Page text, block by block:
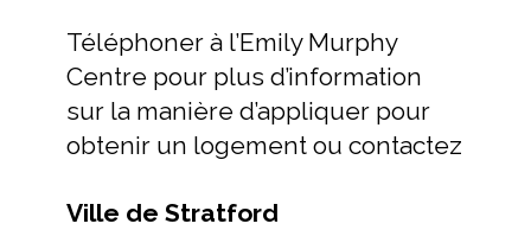
Téléphoner à l’Emily Murphy
Centre pour plus d’information
sur la manière d’appliquer pour
obtenir un logement ou contactez
Ville de Stratford